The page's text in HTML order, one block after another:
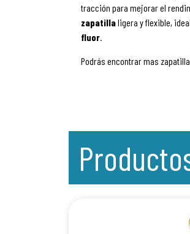
tracción para mejorar el
zapatillaligera y flexible,
fluor.
Podrás encontrar mas